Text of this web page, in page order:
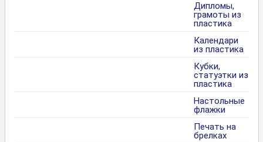
Дипломы,
грамоты из
пластика
Календари
из пластика
Кубки,
статуэтки из
пластика
Настольные
флажки
Печать на
брелках